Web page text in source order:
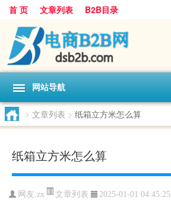
首 页 文章列表 B2B目录
网站导航
> 文章列表 > 纸箱立方米怎么算
纸箱立方米怎么算
网友:zx 文章列表 2025-01-01 04:45:25